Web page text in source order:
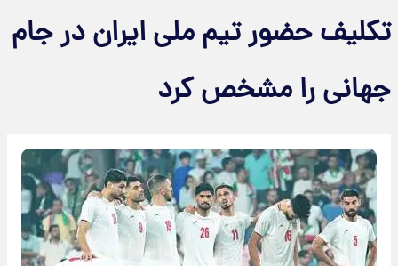
حضور تیم ملی ایران در جام
را مشخص کرد